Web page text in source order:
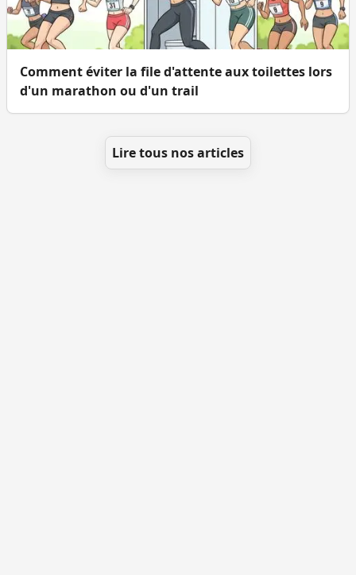
Comment éviter la file d'attente aux toilettes lors
d'un marathon ou d'un trail
Lire tous nos articles